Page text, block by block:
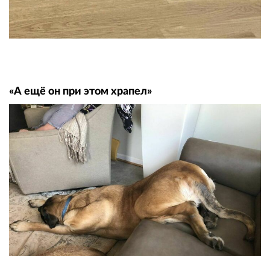
«А ещё он при этом храпел»